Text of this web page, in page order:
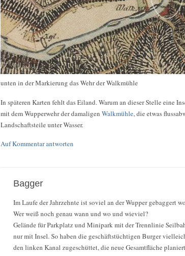
unten in der Markierung das Wehr der Walkmühle
In späteren Karten fehlt das Eiland. Warum an dieser Stelle eine
mit dem Wupperwehr der damaligen Walkmühle, die etwas
Landschaftsteile unter Wasser.
Auf Kommentar antworten
Bagger
Im Laufe der Jahrzehnte ist soviel an der Wupper gebaggert
Wer weiß noch genau wann und wo und wieviel?
Gelände für Parkplatz und Minipark mit der Trennlinie
nur mit Insel. So haben die geschäftstüchtigen Burger
den linken Kanal zugeschüttet, die neue Gesamtfläche